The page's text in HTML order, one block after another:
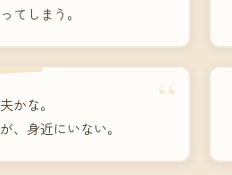
てしまう。
“
かな。
、身近にいない。